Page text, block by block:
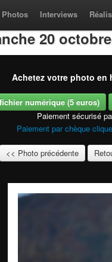
Photos Interviews
20
Achetez votre photo en
numérique (5 euros)
Paiement sécurisé
Paiement par chèque
<< Photo précédente